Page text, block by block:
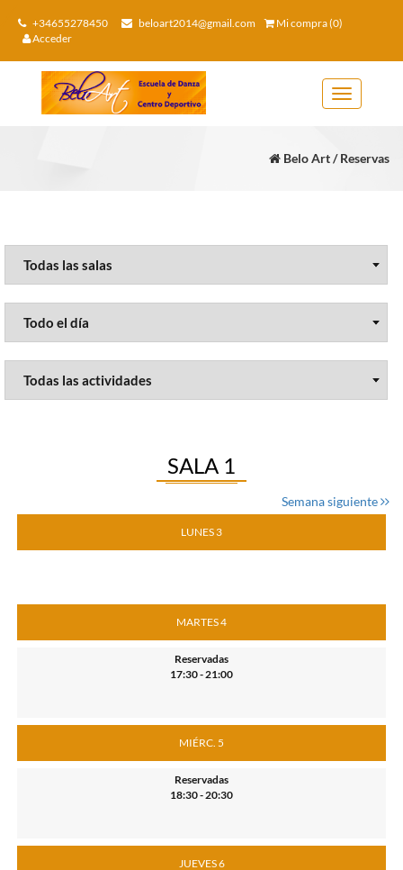
+34655278450 beloart2014@gmail.com
Mi compra (0)
Acceder
Toggle
navigation
Belo Art / Reservas
SALA 1
Semana siguiente
LUNES 3
MARTES 4
Reservadas
17:30 - 21:00
MIÉRC. 5
Reservadas
18:30 - 20:30
JUEVES 6